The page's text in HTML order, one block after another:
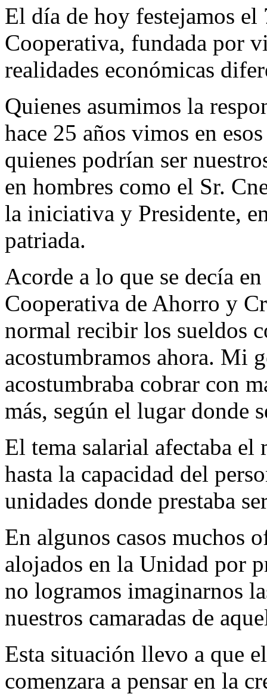
El día de hoy festejamos
Cooperativa, fundada por
realidades económicas
Quienes asumimos la
hace 25 años vimos en
quienes podrían ser
en hombres como el Sr.
la iniciativa y Presidente,
patriada.
Acorde a lo que se decía
Cooperativa de Ahorro y
normal recibir los sueldos
acostumbramos ahora. Mi
acostumbraba cobrar con
más, según el lugar donde
El tema salarial afectaba
hasta la capacidad del
unidades donde prestaba
En algunos casos muchos
alojados en la Unidad por
no logramos imaginarnos
nuestros camaradas de
Esta situación llevo a que
comenzara a pensar en la